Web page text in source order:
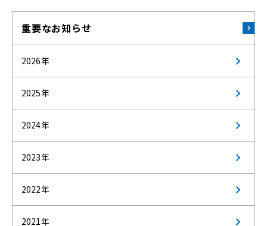
重要なお知らせ
2026年
2025年
2024年
2023年
2022年
2021年